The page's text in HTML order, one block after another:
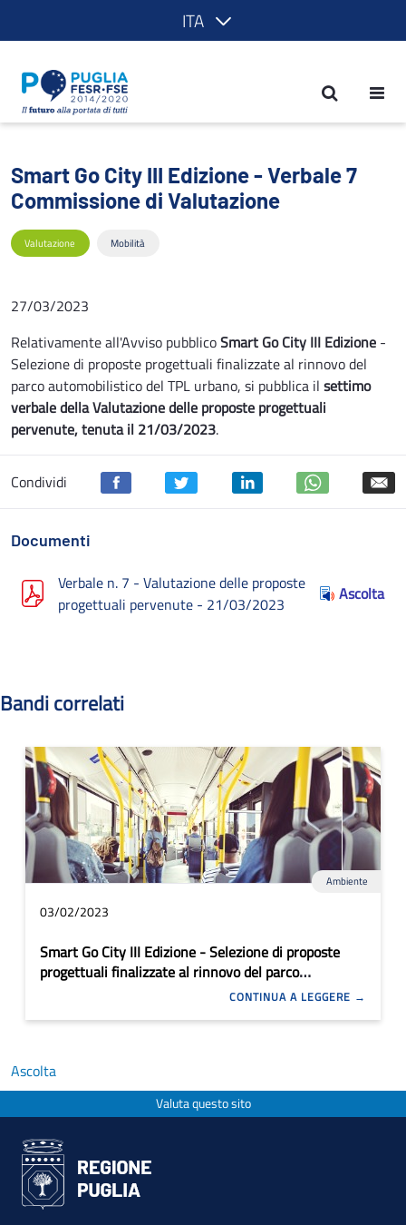
ITA
Smart Go City III Edizione - Verbale 7
Smart Go City III Edizione - Verbale 7
Commissione di Valutazione
Valutazione Mobilità
27/03/2023
Relativamente all'Avviso pubblicoSmart Go City III Edizione -
Selezione di proposte progettuali finalizzate al rinnovo del
parco automobilistico del TPL urbano, si pubblica il settimo
verbale della Valutazione delle proposte progettuali
pervenute, tenuta il 21/03/2023.
Condividi
Documenti
Verbale n. 7 - Valutazione delle proposte
progettuali pervenute - 21/03/2023
Ascolta
Bandi correlati
Ambiente
03/02/2023
Smart Go City III Edizione - Selezione di proposte
progettuali finalizzate al rinnovo del parco
CONTINUA A LEGGERE
Ascolta
Valuta questo sito